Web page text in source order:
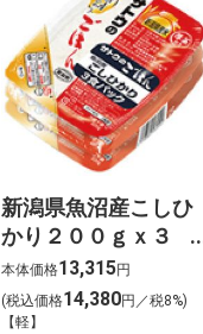
新潟県魚沼産こしひ
かり２００ｇｘ３
【MS05 web用】
本体価格13,315円
(税込価格14,380円／税8%)
【軽】